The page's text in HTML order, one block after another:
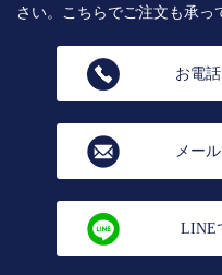
さい。こちらでご注文も承っ
お電
メー
LINE